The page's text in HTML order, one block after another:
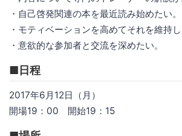
・自己啓発関連の本を最近読み始めたい。
・モティベーションを高めてそれを維持し
・意欲的な参加者と交流を深めたい。
■日程
2017年6月12日（月）
開場19：00 開始19：15